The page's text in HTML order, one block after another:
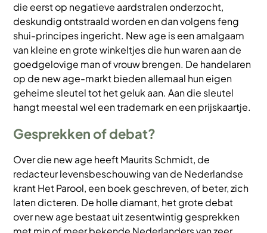
die eerst op negatieve aardstralen onderzocht,
deskundig ontstraald worden en dan volgens feng
shui-principes ingericht. New age is een amalgaam
van kleine en grote winkeltjes die hun waren aan de
goedgelovige man of vrouw brengen. De handelaren
op de new age-markt bieden allemaal hun eigen
geheime sleutel tot het geluk aan. Aan die sleutel
hangt meestal wel een trademark en een prijskaartje.
Gesprekken of debat?
Over die new age heeft Maurits Schmidt, de
redacteur levensbeschouwing van de Nederlandse
krant Het Parool, een boek geschreven, of beter, zich
laten dicteren. De holle diamant, het grote debat
over new age bestaat uit zesentwintig gesprekken